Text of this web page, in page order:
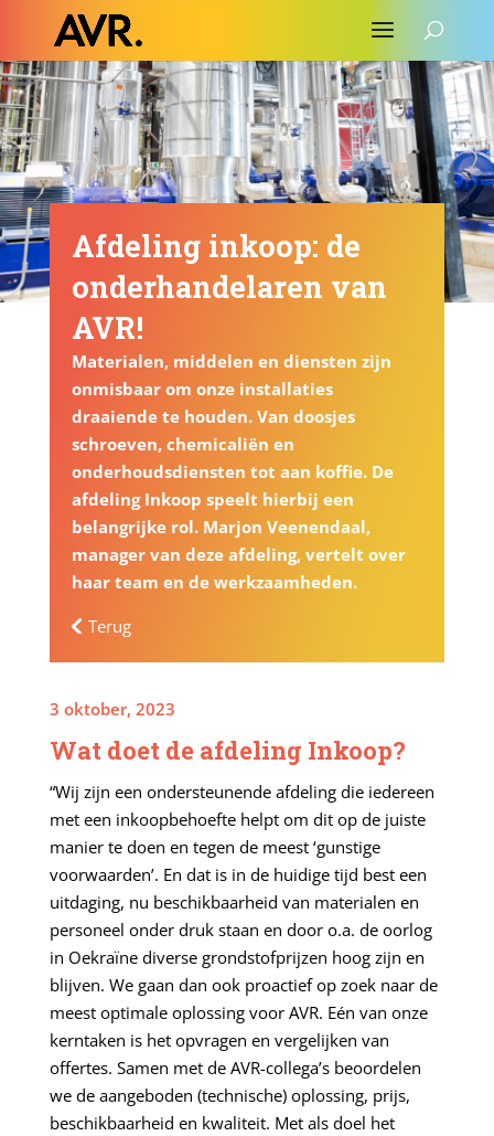
Afdeling inkoop: de
onderhandelaren van
AVR!
Materialen, middelen en diensten zijn
onmisbaar om onze installaties
draaiende te houden. Van doosjes
schroeven, chemicaliën en
onderhoudsdiensten tot aan koffie. De
afdeling Inkoop speelt hierbij een
belangrijke rol. Marjon Veenendaal,
manager van deze afdeling, vertelt over
haar team en de werkzaamheden.
Terug
3 oktober, 2023
Wat doet de afdeling Inkoop?
“Wij zijn een ondersteunende afdeling die iedereen
met een inkoopbehoefte helpt om dit op de juiste
manier te doen en tegen de meest ‘gunstige
voorwaarden’. En dat is in de huidige tijd best een
uitdaging, nu beschikbaarheid van materialen en
personeel onder druk staan en door o.a. de oorlog
in Oekraïne diverse grondstofprijzen hoog zijn en
blijven. We gaan dan ook proactief op zoek naar de
meest optimale oplossing voor AVR. Eén van onze
kerntaken is het opvragen en vergelijken van
offertes. Samen met de AVR-collega’s beoordelen
we de aangeboden (technische) oplossing, prijs,
beschikbaarheid en kwaliteit. Met als doel het